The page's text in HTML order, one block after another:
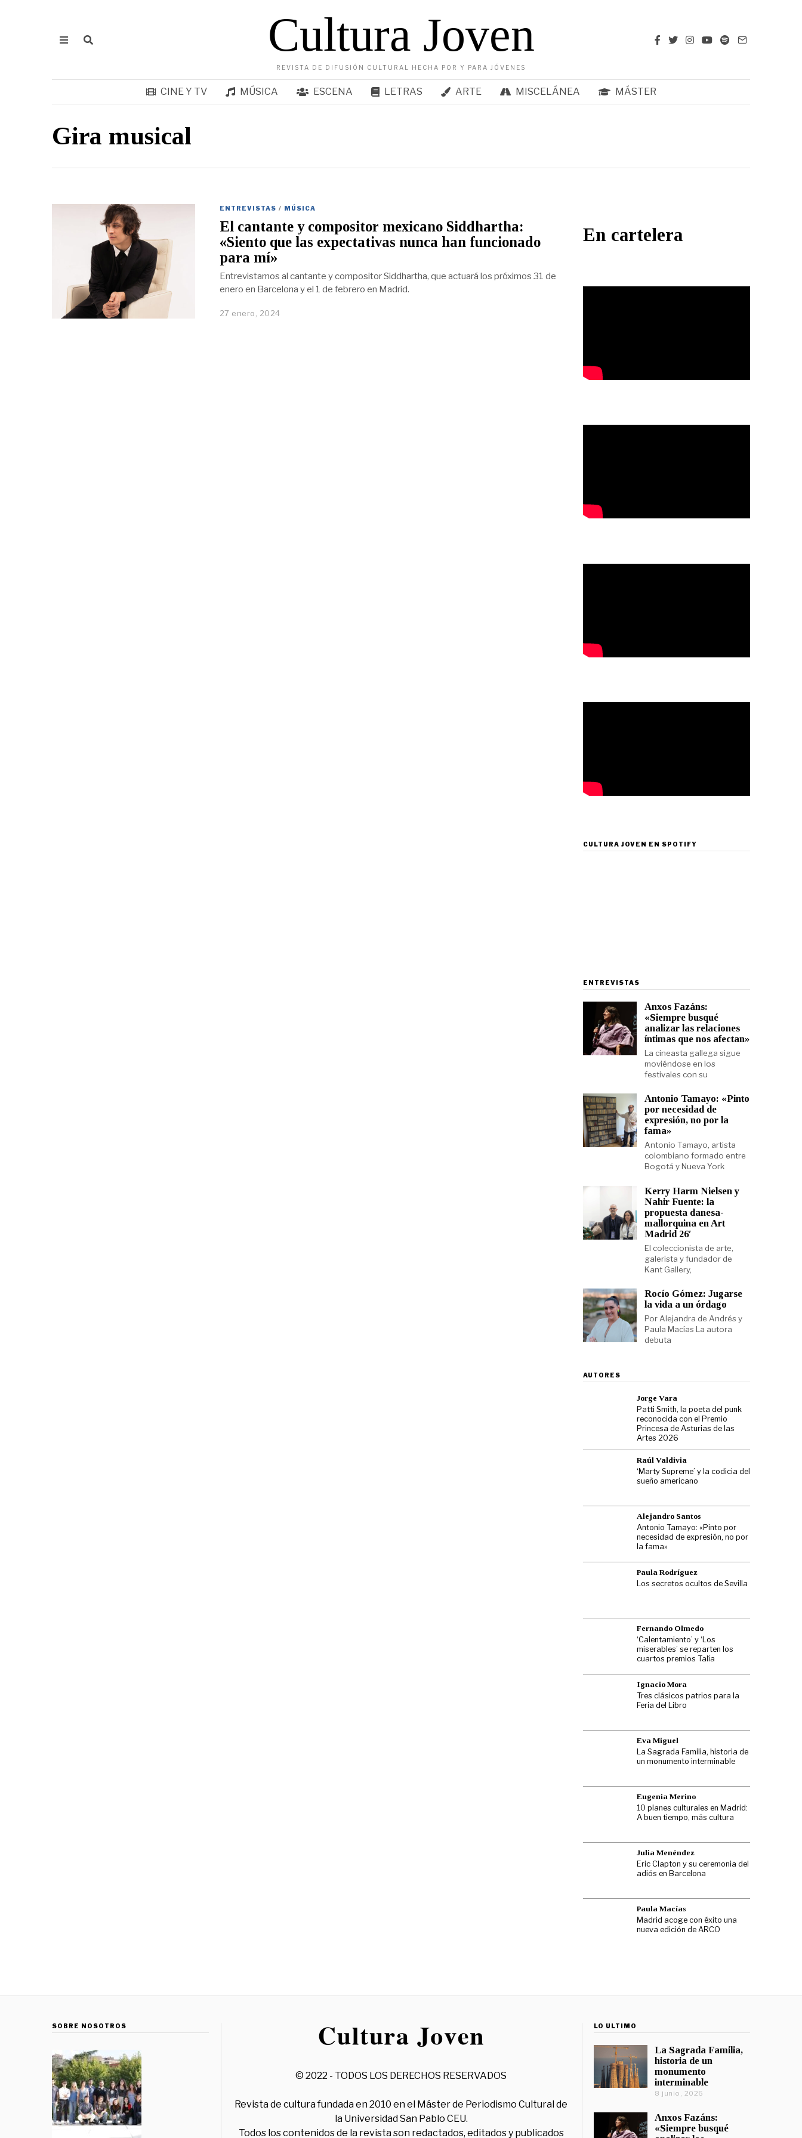
Cultura Joven
REVISTA DE DIFUSIÓN CULTURAL HECHA POR Y PARA JÓVENES
CINE Y TV MÚSICA ESCENA LETRAS ARTE MISCELÁNEA MÁSTER
Gira musical
ENTREVISTAS / MÚSICA
El cantante y compositor mexicano Siddhartha:
«Siento que las expectativas nunca han funcionado
para mí»
Entrevistamos al cantante y compositor Siddhartha, que actuará los próximos 31 de
enero en Barcelona y el 1 de febrero en Madrid.
27 enero, 2024
En cartelera
CULTURA JOVEN EN SPOTIFY
ENTREVISTAS
Anxos Fazáns:
«Siempre busqué
analizar las relaciones
íntimas que nos afectan»
La cineasta gallega sigue
moviéndose en los
festivales con su
Antonio Tamayo: «Pinto
por necesidad de
expresión, no por la
fama»
Antonio Tamayo, artista
colombiano formado entre
Bogotá y Nueva York
Kerry Harm Nielsen y
Nahir Fuente: la
propuesta danesa-
mallorquina en Art
Madrid 26′
El coleccionista de arte,
galerista y fundador de
Kant Gallery,
Rocío Gómez: Jugarse
la vida a un órdago
Por Alejandra de Andrés y
Paula Macías La autora
debuta
AUTORES
Jorge Vara
Patti Smith, la poeta del punk
reconocida con el Premio
Princesa de Asturias de las
Artes 2026
Raúl Valdivia
‘Marty Supreme’ y la codicia del
sueño americano
Alejandro Santos
Antonio Tamayo: «Pinto por
necesidad de expresión, no por
la fama»
Paula Rodríguez
Los secretos ocultos de Sevilla
Fernando Olmedo
‘Calentamiento’ y ‘Los
miserables’ se reparten los
cuartos premios Talía
Ignacio Mora
Tres clásicos patrios para la
Feria del Libro
Eva Miguel
La Sagrada Familia, historia de
un monumento interminable
Eugenia Merino
10 planes culturales en Madrid:
A buen tiempo, más cultura
Julia Menéndez
Eric Clapton y su ceremonia del
adiós en Barcelona
Paula Macías
Madrid acoge con éxito una
nueva edición de ARCO
SOBRE NOSOTROS
© 2022 - TODOS LOS DERECHOS RESERVADOS
Revista de cultura fundada en 2010 en el Máster de Periodismo Cultural de
la Universidad San Pablo CEU.
Todos los contenidos de la revista son redactados, editados y publicados
LO ÚLTIMO
La Sagrada Familia,
historia de un
monumento
interminable
8 junio, 2026
Anxos Fazáns:
«Siempre busqué